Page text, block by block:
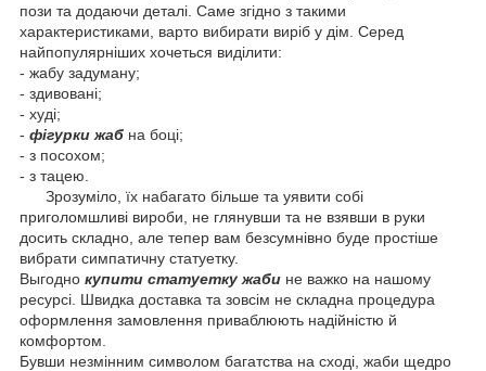
пози та додаючи деталі. Саме згідно з такими
характеристиками, варто вибирати виріб у дім. Серед
найпопулярніших хочеться виділити:
- жабу задуману;
- здивовані;
- худі;
- фігурки жаб на боці;
- з посохом;
- з тацею.
Зрозуміло, їх набагато більше та уявити собі
приголомшливі вироби, не глянувши та не взявши в руки
досить складно, але тепер вам безсумнівно буде простіше
вибрати симпатичну статуетку.
Выгодно купити статуетку жаби не важко на нашому
ресурсі. Швидка доставка та зовсім не складна процедура
оформлення замовлення приваблюють надійністю й
комфортом.
Бувши незмінним символом багатства на сході, жаби щедро